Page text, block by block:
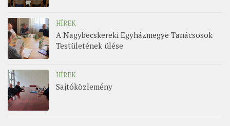
HÍREK
A Nagybecskereki Egyházmegye Tanácsosok
Testületének ülése
HÍREK
Sajtóközlemény